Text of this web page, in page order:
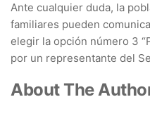
Ante cualquier duda, la
familiares pueden
elegir la opción número 3
por un representante del
About The